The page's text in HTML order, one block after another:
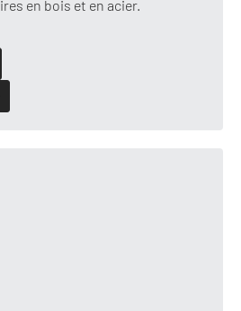
en bois et en acier.